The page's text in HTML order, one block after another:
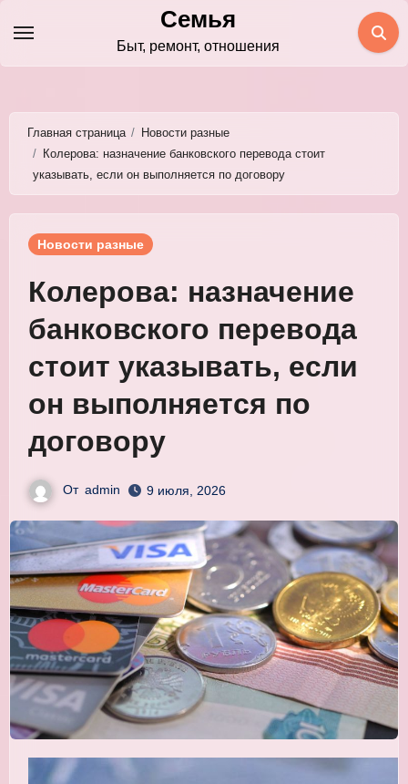
содержимому
Семья
Быт, ремонт, отношения
Главная страница
Новости разные
Колерова: назначение банковского перевода стоит
указывать, если он выполняется по договору
Новости разные
Колерова: назначение
банковского перевода
стоит указывать, если
он выполняется по
договору
От admin 9 июля, 2026